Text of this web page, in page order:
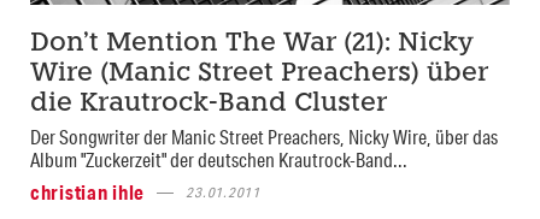
Don’t Mention The War (21): Nicky
Wire (Manic Street Preachers) über
die Krautrock-Band Cluster
Der Songwriter der Manic Street Preachers, Nicky Wire, über das
Album "Zuckerzeit" der deutschen Krautrock-Band...
christian ihle
23.01.2011